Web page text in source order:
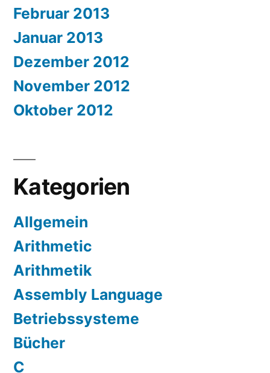
Februar 2013
Januar 2013
Dezember 2012
November 2012
Oktober 2012
Kategorien
Allgemein
Arithmetic
Arithmetik
Assembly Language
Betriebssysteme
Bücher
C